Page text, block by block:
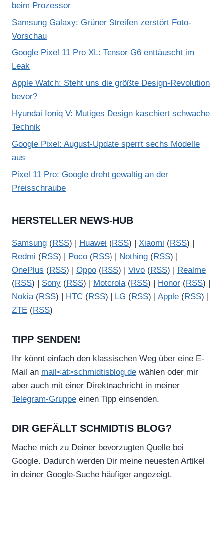
beim Prozessor
Samsung Galaxy: Grüner Streifen zerstört Foto-
Vorschau
Google Pixel 11 Pro XL: Tensor G6 enttäuscht im
Leak
Apple Watch: Steht uns die größte Design-Revolution
bevor?
Hyundai Ioniq V: Mutiges Design kaschiert schwache
Technik
Google Pixel: August-Update sperrt sechs Modelle
aus
Pixel 11 Pro: Google dreht gewaltig an der
Preisschraube
HERSTELLER NEWS-HUB
Samsung (RSS) | Huawei (RSS) | Xiaomi (RSS) |
Redmi (RSS) | Poco (RSS) | Nothing (RSS) |
OnePlus (RSS) | Oppo (RSS) | Vivo (RSS) |
Realme
(RSS) | Sony (RSS) | Motorola(RSS) | Honor (RSS) |
Nokia(RSS) | HTC (RSS) | LG (RSS) | Apple (RSS) |
ZTE (RSS)
TIPP SENDEN!
Ihr könnt einfach den klassischen Weg über eine E-
Mail an mail<at>schmidtisblog.de wählen oder mir
aber auch mit einer Direktnachricht in meiner
Telegram-Gruppe einen Tipp einsenden.
DIR GEFÄLLT SCHMIDTIS BLOG?
Mache mich zu Deiner bevorzugten Quelle bei
Google. Dadurch werden Dir meine neuesten Artikel
in deiner Google-Suche häufiger angezeigt.